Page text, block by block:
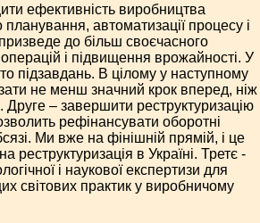
ефективність виробництва
автоматизації процесу і
до більш своєчасного
і підвищення врожайності. У
підзавдань. В цілому у наступному
не менш значний крок вперед, ніж
Друге – завершити реструктуризацію
рефінансувати оборотні
Ми вже на фінішній прямій, і це
реструктуризація в Україні. Третє -
і наукової експертизи для
світових практик у виробничому